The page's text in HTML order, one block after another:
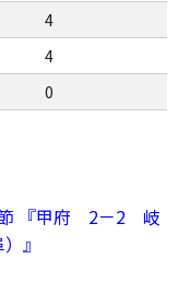
4
4
0
節 『甲府 2－2 岐
』